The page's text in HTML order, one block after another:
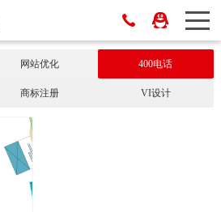
网站优化 400电话
商标注册 VI设计